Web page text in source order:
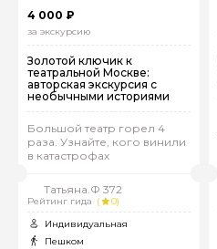
4 000 ₽
за экскурсию
Золотой ключик к
театральной Москве:
авторская экскурсия с
необычными историями
Большой театр горел 4
раза. Узнайте, кого винили
в катастрофах
Татьяна.Ф 372
Рейтинг гида (
0)
Индивидуальная
Пешком